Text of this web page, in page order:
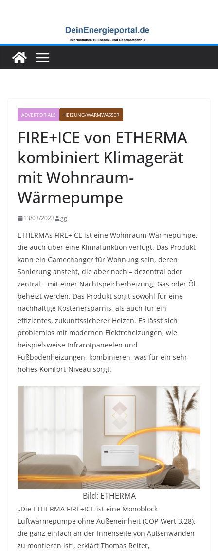
ADVERTORIALS HEIZUNG/WARMWASSER
FIRE+ICE von ETHERMA
kombiniert Klimagerät
mit Wohnraum-
Wärmepumpe
13/03/2023 gg
ETHERMAs FIRE+ICE ist eine Wohnraum-Wärmepumpe,
die auch über eine Klimafunktion verfügt. Das Produkt
kann ein Gamechanger für Wohnung sein, deren
Sanierung ansteht, die aber noch – dezentral oder
zentral – mit einer Nachtspeicherheizung, Gas oder Öl
beheizt werden. Das Produkt sorgt sowohl für eine
nachhaltige Kostenersparnis, als auch für ein
effizientes, zukunftssicherer Heizen. Es lässt sich
problemlos mit modernen Elektroheizungen, wie
beispielsweise Infrarotpaneelen und
Fußbodenheizungen, kombinieren, was für ein sehr
hohes Komfort-Niveau sorgt.
Bild: ETHERMA
„Die ETHERMA FIRE+ICE ist eine Monoblock-
Luftwärmepumpe ohne Außeneinheit (COP-Wert 3,28),
die ganz einfach an der Innenseite von Außenwänden
zu montieren ist“, erklärt Thomas Reiter,